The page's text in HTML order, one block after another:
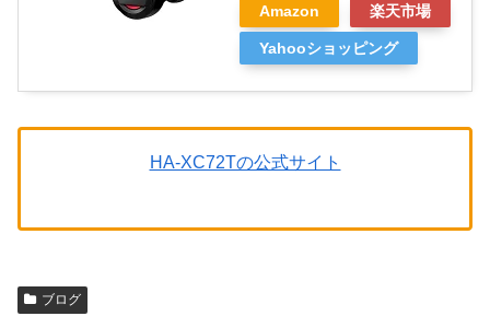
Amazon 楽天市場
Yahooショッピング
HA-XC72Tの公式サイト
ブログ